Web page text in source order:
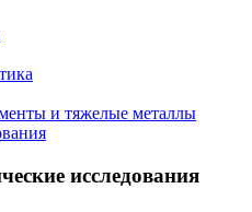
и тяжелые металлы
исследования